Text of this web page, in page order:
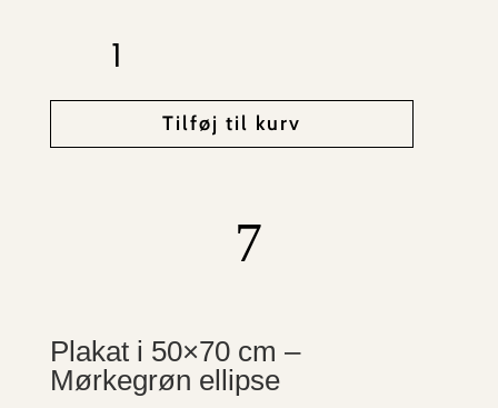
Plakat
Tilføj til kurv
7
Plakat i 50×70 cm –
Mørkegrøn ellipse